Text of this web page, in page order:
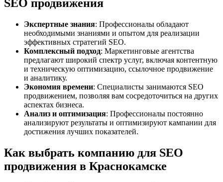
SEO продвижения
Экспертные знания: Профессионалы обладают
необходимыми знаниями и опытом для реализации
эффективных стратегий SEO.
Комплексный подход: Маркетинговые агентства
предлагают широкий спектр услуг, включая контентную
и техническую оптимизацию, ссылочное продвижение
и аналитику.
Экономия времени: Специалисты занимаются SEO
продвижением, позволяя вам сосредоточиться на других
аспектах бизнеса.
Анализ и оптимизация: Профессионалы постоянно
анализируют результаты и оптимизируют кампании для
достижения лучших показателей.
Как выбрать компанию для SEO
продвижения в Краснокамске